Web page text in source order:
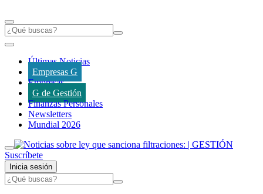
Últimas Noticias
Empresas G
Empresas
G de Gestión
Finanzas Personales
Newsletters
Mundial 2026
Suscríbete
Inicia sesión